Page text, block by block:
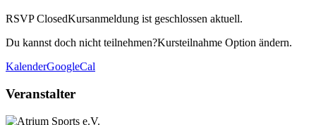
RSVP ClosedKursanmeldung ist geschlossen aktuell.
Du kannst doch nicht teilnehmen?Kursteilnahme Option ändern.
KalenderGoogleCal
Veranstalter